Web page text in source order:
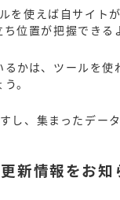
を使えば自サイト
位置が把握できる
かは、ツールを
。
、集まったデー
新情報をお知